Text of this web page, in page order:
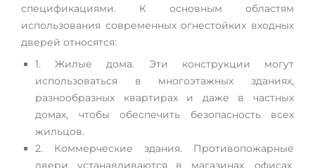
спецификациями. К основным областям
использования современных огнестойких входных
дверей относятся:
1. Жилые дома. Эти конструкции могут
использоваться в многоэтажных зданиях,
разнообразных квартирах и даже в частных
домах, чтобы обеспечить безопасность всех
жильцов.
2. Коммерческие здания. Противопожарные
двери устанавливаются в магазинах, офисах,